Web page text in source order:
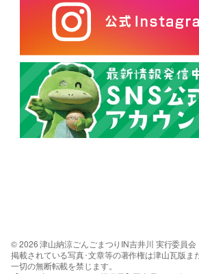
© 2026 津山納涼ごんごまつりIN吉井川 実行委員会
掲載されている写真･文章等の著作権は津山瓦版ま
一切の無断転載を禁じます。